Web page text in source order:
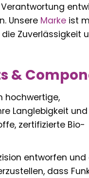
Unsere Markeist
Zuverlässigkeit
&
hochwertige,
Langlebigkeit und
zertifizierte Bio-
entworfen
dass